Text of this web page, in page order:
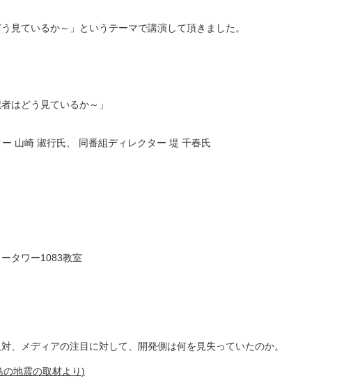
見ているか～」というテーマで講演して頂きました。
はどう見ているか～」
山崎 淑行氏、 同番組ディレクター 堤 千春氏
タワー1083教室
、メディアの注目に対して、開発側は何を見失っていたのか。
の地震の取材より)